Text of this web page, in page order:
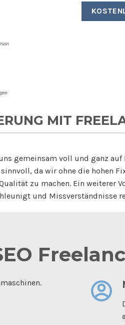
MIT
gemeinsam voll und ganz
da wir ohne die hohen
zu machen. Ein
und Missverständnisse